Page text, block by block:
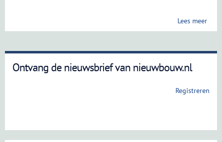
Lees meer
Ontvang de nieuwsbrief van nieuwbouw.nl
Registreren